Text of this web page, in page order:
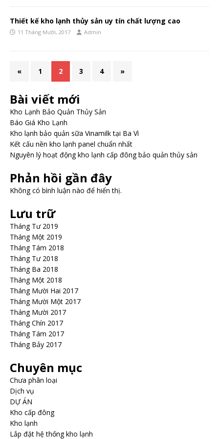
Thiết kế kho lạnh thủy sản uy tín chất lượng cao
11 Tháng Mười, 2017 Admin
« 1 2 3 4 »
Bài viết mới
Kho Lạnh Bảo Quản Thủy Sản
Báo Giá Kho Lạnh
Kho lạnh bảo quản sữa Vinamilk tại Ba Vì
Kết cấu nền kho lạnh panel chuẩn nhất
Nguyên lý hoạt động kho lạnh cấp đông bảo quản thủy sản
Phản hồi gần đây
Không có bình luận nào để hiển thị.
Lưu trữ
Tháng Tư 2019
Tháng Một 2019
Tháng Tám 2018
Tháng Tư 2018
Tháng Ba 2018
Tháng Một 2018
Tháng Mười Hai 2017
Tháng Mười Một 2017
Tháng Mười 2017
Tháng Chín 2017
Tháng Tám 2017
Tháng Bảy 2017
Chuyên mục
Chưa phân loại
Dịch vụ
DỰ ÁN
Kho cấp đông
Kho lạnh
Lắp đặt hệ thống kho lạnh